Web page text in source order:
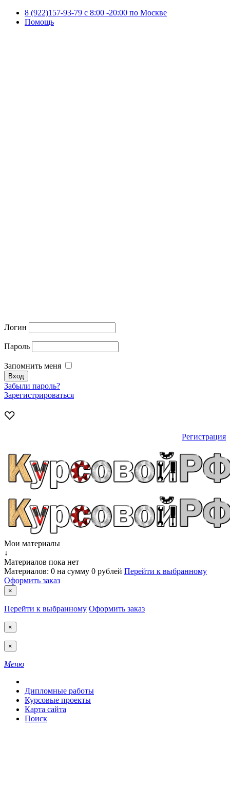
8 (922)157-93-79 c 8:00 -20:00 по Москве
Помощь
Логин
Пароль
Запомнить меня
Забыли пароль?
Зарегистрироваться
Регистрация
Мои материалы
↓
Материалов пока нет
Материалов: 0 на сумму 0 рублей Перейти к выбранному
Оформить заказ
×
Перейти к выбранному Оформить заказ
×
×
Меню
Дипломные работы
Курсовые проекты
Карта сайта
Поиск